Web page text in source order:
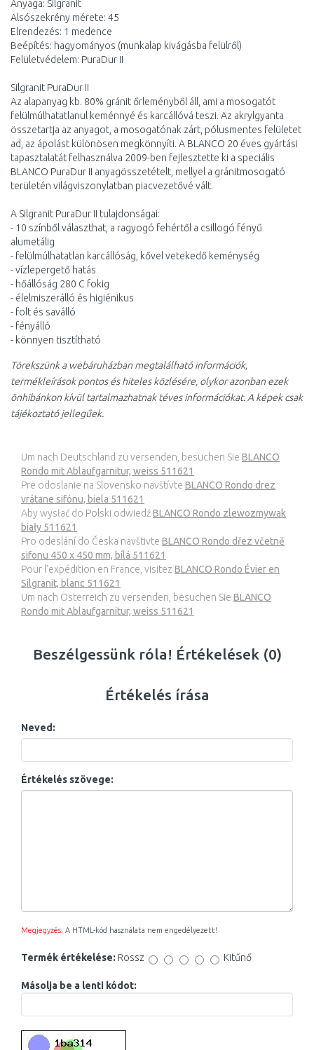
Anyaga: Silgranit
Alsószekrény mérete: 45
Elrendezés: 1 medence
Beépítés: hagyományos (munkalap kivágásba felülről)
Felületvédelem: PuraDur II
Silgranit PuraDur II
Az alapanyag kb. 80% gránit őrleményből áll, ami a mosogatót
felülmúlhatatlanul keménnyé és karcállóvá teszi. Az akrylgyanta
összetartja az anyagot, a mosogatónak zárt, pólusmentes felületet
ad, az ápolást különösen megkönnyíti. A BLANCO 20 éves gyártási
tapasztalatát felhasználva 2009-ben fejlesztette ki a speciális
BLANCO PuraDur II anyagösszetételt, mellyel a gránitmosogató
területén világviszonylatban piacvezetővé vált.
A Silgranit PuraDur II tulajdonságai:
- 10 színből választhat, a ragyogó fehértől a csillogó fényű
alumetálig
- felülmúlhatatlan karcállóság, kővel vetekedő keménység
- vízlepergető hatás
- hőállóság 280 C fokig
- élelmiszerálló és higiénikus
- folt és saválló
- fényálló
- könnyen tisztítható
Törekszünk a webáruházban megtalálható információk,
termékleírások pontos és hiteles közlésére, olykor azonban ezek
önhibánkon kívül tartalmazhatnak téves információkat. A képek csak
tájékoztató jellegűek.
Um nach Deutschland zu versenden, besuchen Sie BLANCO
Rondo mit Ablaufgarnitur, weiss 511621
Pre odoslanie na Slovensko navštívte BLANCO Rondo drez
vrátane sifónu, biela 511621
Aby wysłać do Polski odwiedźBLANCO Rondo zlewozmywak
biały 511621
Pro odeslání do Česka navštivte BLANCO Rondo dřez včetně
sifonu 450 x 450 mm, bílá 511621
Pour l’expédition en France, visitez BLANCO Rondo Évier en
Silgranit, blanc 511621
Um nach Österreich zu versenden, besuchen Sie BLANCO
Rondo mit Ablaufgarnitur, weiss 511621
Beszélgessünk róla! Értékelések (0)
Értékelés írása
Neved:
Értékelés szövege:
Megjegyzés: A HTML-kód használata nem engedélyezett!
Termék értékelése: Rossz Kitűnő
Másolja be a lenti kódot: